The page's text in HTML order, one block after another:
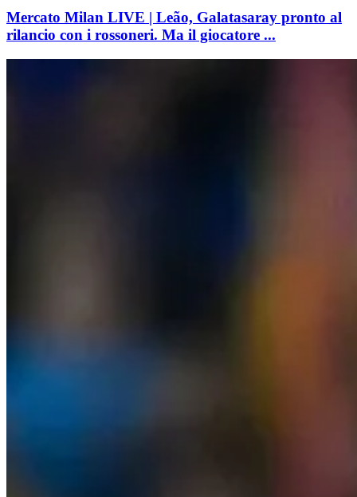
Mercato Milan LIVE | Leão, Galatasaray pronto al
rilancio con i rossoneri. Ma il giocatore ...